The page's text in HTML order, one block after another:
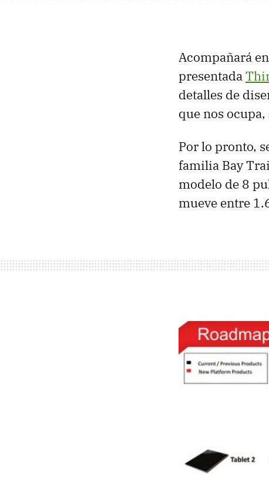
Acompañará
presentada
detalles de
que nos
Por lo pronto,
familia Bay
modelo de 8
mueve entre